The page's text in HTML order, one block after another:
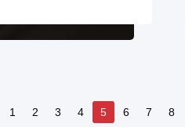
1 2 3 4 5 6 7 8